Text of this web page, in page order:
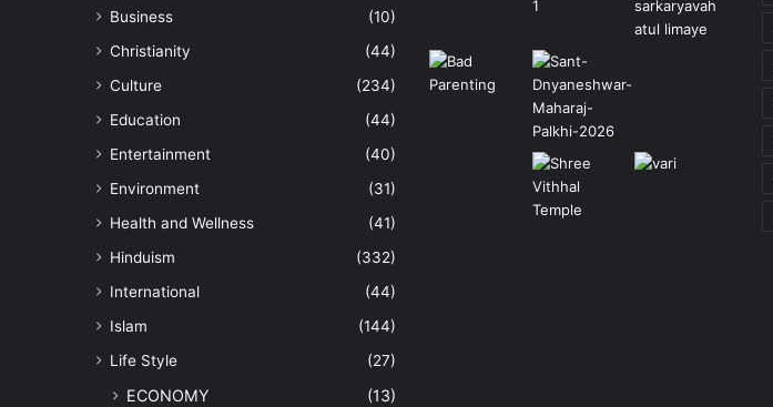
Business
(10)
Christianity
(44)
Culture
(234)
Education
(44)
Entertainment
(40)
Environment
(31)
Health and Wellness
(41)
Hinduism
(332)
International
(44)
Islam
(144)
Life Style
(27)
ECONOMY (13)